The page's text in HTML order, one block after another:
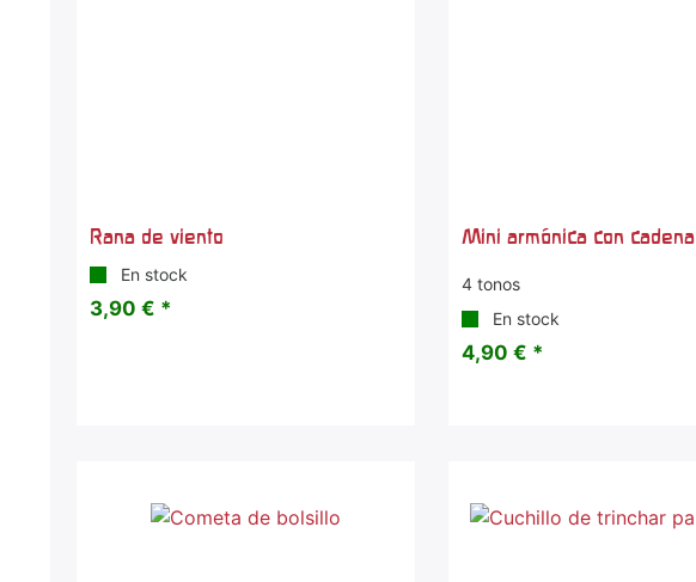
Rana de viento
En stock
3,90 € *
Mini armónica con cadena
4 tonos
En stock
4,90 € *